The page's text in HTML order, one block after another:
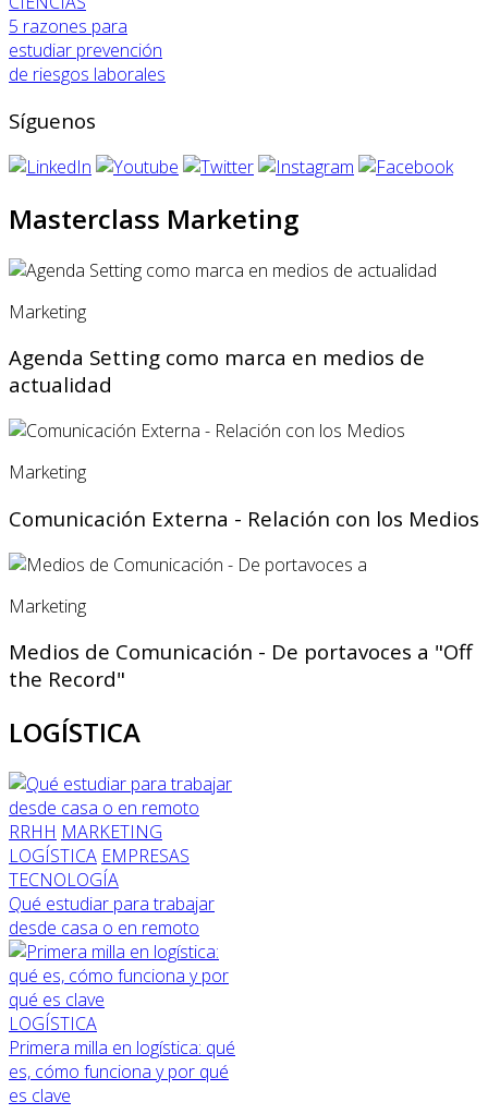
5 razones para
estudiar prevención
de riesgos laborales
Síguenos
Masterclass Marketing
Marketing
Agenda Setting como marca en medios de
actualidad
Marketing
Comunicación Externa - Relación con los Medios
Marketing
Medios de Comunicación - De portavoces a "Off
the Record"
LOGÍSTICA
RRHH MARKETING
LOGÍSTICA EMPRESAS
TECNOLOGÍA
Qué estudiar para trabajar
desde casa o en remoto
LOGÍSTICA
Primera milla en logística: qué
es, cómo funciona y por qué
es clave